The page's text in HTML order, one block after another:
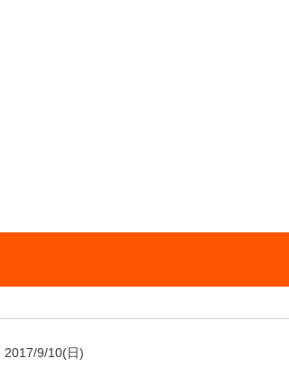
2017/9/10(日)